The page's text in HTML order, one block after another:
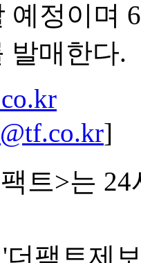
예정이며
발매한다.
]
트>는
더팩트제